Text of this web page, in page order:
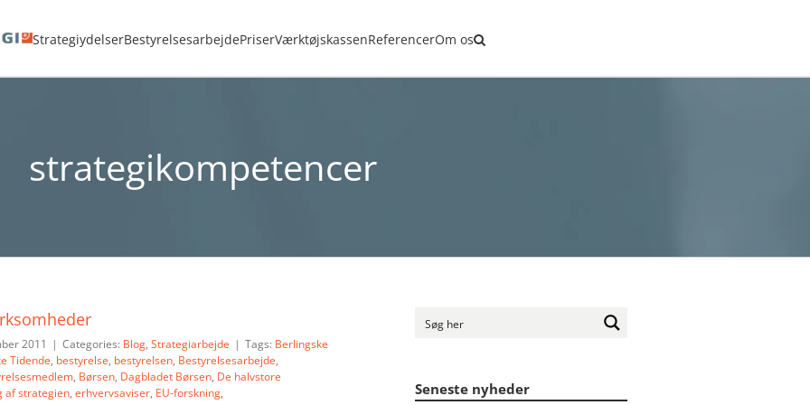
StrategiydelserBestyrelsesarbejdePriserVærktøjskassenReferencerOm os
strategikompetencer
2011 | Categories: Blog, Strategiarbejde | Tags: Berlingske
Tidende, bestyrelse, bestyrelsen, Bestyrelsesarbejde,
, Børsen, Dagbladet Børsen, De halvstore
af strategien, erhvervsaviser, EU-forskning,
Seneste nyheder